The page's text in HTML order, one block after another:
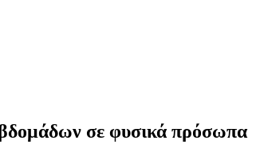
σε φυσικά πρόσωπα